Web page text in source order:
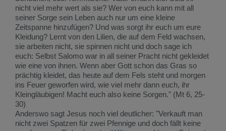
nicht viel mehr wert als sie? Wer von euch kann mit all
seiner Sorge sein Leben auch nur um eine kleine
Zeitspanne hinzufügen? Und was sorgt ihr euch um eure
Kleidung? Lernt von den Lilien, die auf dem Feld wachsen,
sie arbeiten nicht, sie spinnen nicht und doch sage ich
euch: Selbst Salomo war in all seiner Pracht nicht gekleidet
wie eine von ihnen. Wenn aber Gott schon das Gras so
prächtig kleidet, das heute auf dem Fels steht und morgen
ins Feuer geworfen wird, wie viel mehr dann euch, ihr
Kleingläubigen! Macht euch also keine Sorgen." (Mt 6, 25-
30)
Anderswo sagt Jesus noch viel deutlicher: "Verkauft man
nicht zwei Spatzen für zwei Pfennige und doch fällt keine